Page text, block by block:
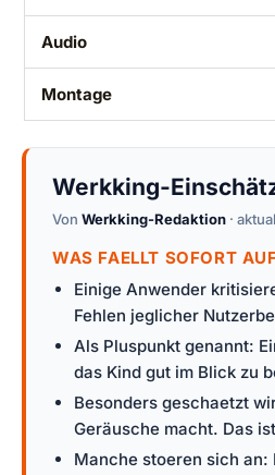
Audio
Montage
Werkking-
Von Werkking-Redaktion ·
WAS FAELLT SOFORT
Einige Anwender
Fehlen jeglicher
Als Pluspunkt genannt:
das Kind gut im Blick zu
Besonders geschaetzt
Geräusche macht. Das
Manche stoeren sich